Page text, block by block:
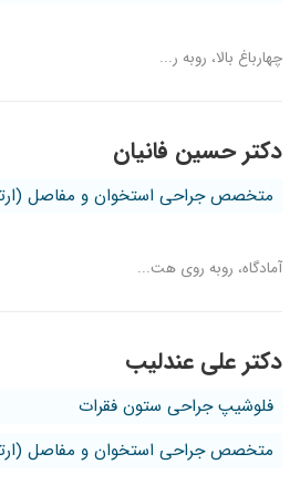
چهارباغ بالا، روبه ر...
دکتر حسین فانیان
متخصص جراحی استخوان و مفاصل
آمادگاه، روبه روی هت...
دکتر علی عندلیب
فلوشیپ جراحی ستون فقرات
متخصص جراحی استخوان و مفاصل